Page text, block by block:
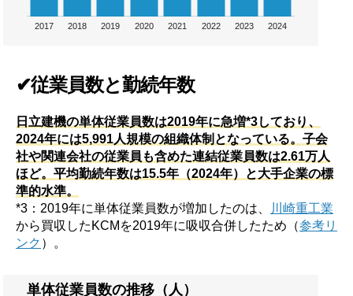
2017 2018 2019 2020 2021 2022 2023 2024
✔従業員数と勤続年数
日立建機の単体従業員数は2019年に急増*3しており、
2024年には5,991人規模の組織体制となっている。子会
社や関連会社の従業員も含めた連結従業員数は2.61万人
ほど。平均勤続年数は15.5年（2024年）と大手企業の標
準的水準。
*3：2019年に単体従業員数が増加したのは、
川崎重工業
から買収したKCMを2019年に吸収合併したため（参考リ
ンク ）。
単体従業員数の推移（人）